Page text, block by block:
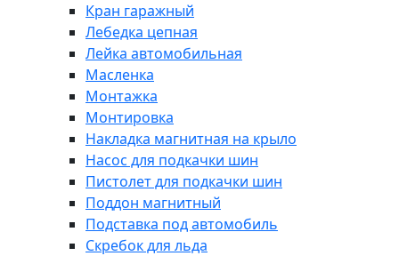
Кран гаражный
Лебедка цепная
Лейка автомобильная
Масленка
Монтажка
Монтировка
Накладка магнитная на крыло
Насос для подкачки шин
Пистолет для подкачки шин
Поддон магнитный
Подставка под автомобиль
Скребок для льда